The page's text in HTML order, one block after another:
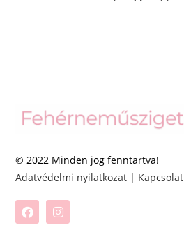
© 2022 Minden jog fenntartva!
Adatvédelmi nyilatkozat | Kapcsolat